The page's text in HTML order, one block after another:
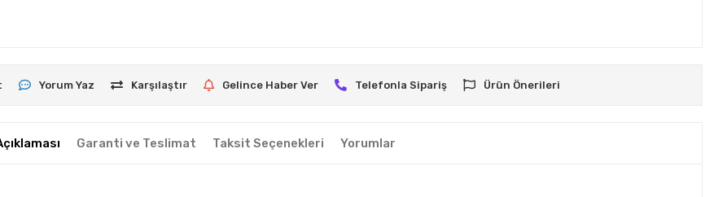
Yorum Yaz Karşılaştır Gelince Haber Ver Telefonla Sipariş Ürün Önerileri
Garanti ve Teslimat Taksit Seçenekleri Yorumlar